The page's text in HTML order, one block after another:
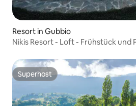
Resort in Gubbio
Nikis Resort - Loft - Frühstück und
Superhost
Superhost